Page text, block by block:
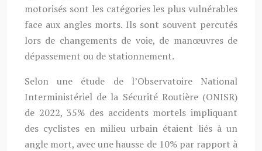
motorisés sont les catégories les plus vulnérables
face aux angles morts. Ils sont souvent percutés
lors de changements de voie, de manœuvres de
dépassement ou de stationnement.
Selon une étude de l’Observatoire National
Interministériel de la Sécurité Routière (ONISR)
de 2022, 35% des accidents mortels impliquant
des cyclistes en milieu urbain étaient liés à un
angle mort, avec une hausse de 10% par rapport à